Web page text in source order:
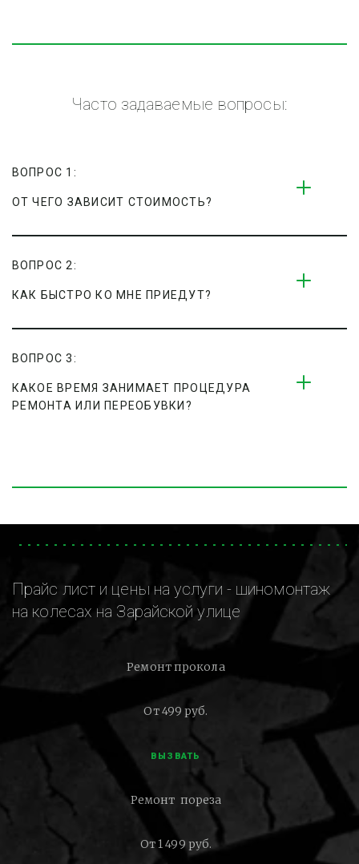
Часто задаваемые вопросы:
ВОПРОС 1:
ОТ ЧЕГО ЗАВИСИТ СТОИМОСТЬ?
ВОПРОС 2:
КАК БЫСТРО КО МНЕ ПРИЕДУТ?
ВОПРОС 3:
КАКОЕ ВРЕМЯ ЗАНИМАЕТ ПРОЦЕДУРА
РЕМОНТА ИЛИ ПЕРЕОБУВКИ?
Прайс лист и цены на услуги - шиномонтаж
на колесах на Зарайской улице
Ремонт прокола
От 499 руб.
ВЫЗВАТЬ
Ремонт пореза
От 1 499 руб.